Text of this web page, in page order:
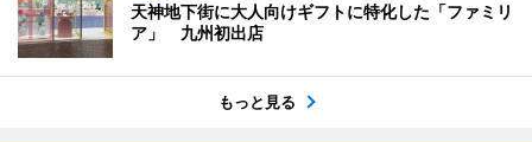
天神地下街に大人向けギフトに特化した「ファミリ
ア」 九州初出店
もっと見る